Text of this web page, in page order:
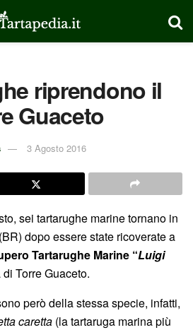
riprendono il
Guaceto
3 Agosto 2016
sei tartarughe marine tornano in
dopo essere state ricoverate a
Tartarughe Marine “Luigi
Torre Guaceto.
però della stessa specie, infatti,
caretta (la tartaruga marina più